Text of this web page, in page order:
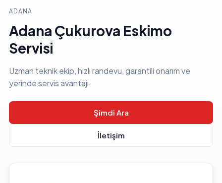
ADANA
Adana Çukurova Eskimo
Servisi
Uzman teknik ekip, hızlı randevu, garantili onarım ve
yerinde servis avantajı.
Şimdi Ara
İletişim